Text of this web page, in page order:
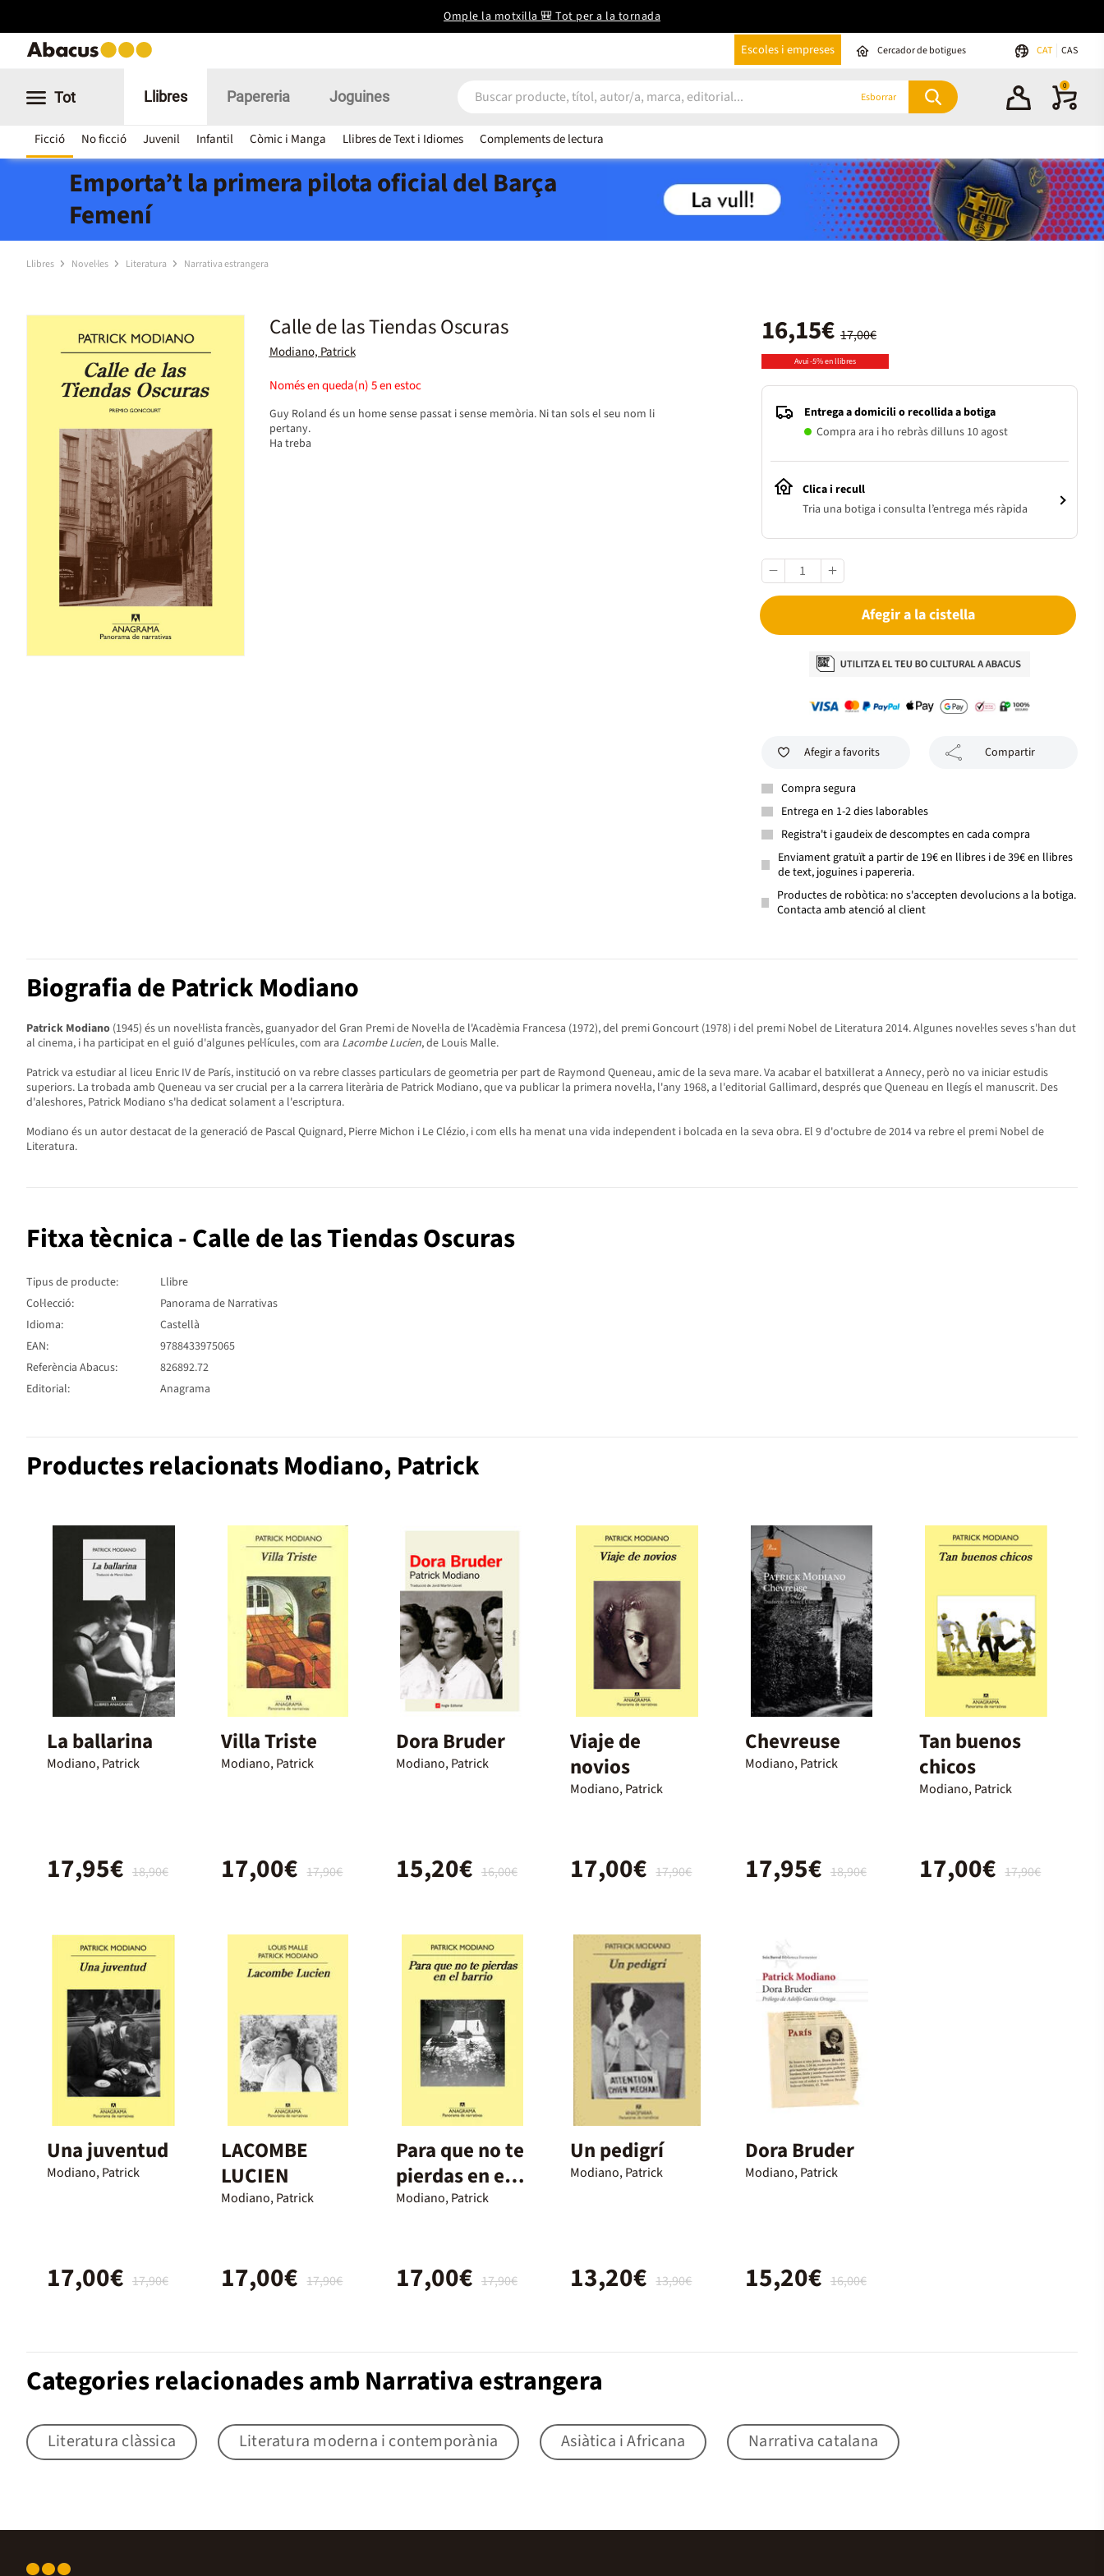
Omple la motxilla 🎒 Tot per a la tornada
Escoles i empreses Cercador de botigues CAT CAS
Tot Llibres
Ficció No ficció Juvenil Infantil Còmic i Manga Llibres de Text i Idiomes Complements de lectura
Papereria Joguines Esborrar
0
Emporta’t la primera pilota oficial del Barça
Femení
Llibres Novel·les Literatura Narrativa estrangera
Calle de las Tiendas Oscuras
Modiano, Patrick
Només en queda(n)5en estoc
Guy Roland és un home sense passat i sense memòria. Ni tan sols el seu nom li
pertany.
Ha treba
17,00€
16,15€
Avui -5% en llibres
Entrega a domicili o recollida a botiga
Compra ara i ho rebràs dilluns 10 agost
Clica i recull
Tria una botiga i consulta l’entrega més ràpida
Afegir a la cistella
Afegir a favorits Compartir
Compra segura
Entrega en 1-2 dies laborables
Registra't i gaudeix de descomptes en cada compra
Enviament gratuït a partir de 19€ en llibres i de 39€ en llibres
de text, joguines i papereria.
Productes de robòtica: no s'accepten devolucions a la botiga.
Contacta amb atenció al client
Biografia de Patrick Modiano
Patrick Modiano (1945) és un novel·lista francès, guanyador del Gran Premi de Novel·la de l'Acadèmia Francesa (1972), del premi Goncourt (1978) i del premi Nobel de Literatura 2014. Algunes novel·les seves s'han dut
al cinema, i ha participat en el guió d'algunes pel·lícules, com ara Lacombe Lucien, de Louis Malle.
Patrick va estudiar al liceu Enric IV de París, institució on va rebre classes particulars de geometria per part de Raymond Queneau, amic de la seva mare. Va acabar el batxillerat a Annecy, però no va iniciar estudis
superiors. La trobada amb Queneau va ser crucial per a la carrera literària de Patrick Modiano, que va publicar la primera novel·la, l'any 1968, a l'editorial Gallimard, després que Queneau en llegís el manuscrit. Des
d'aleshores, Patrick Modiano s'ha dedicat solament a l'escriptura.
Modiano és un autor destacat de la generació de Pascal Quignard, Pierre Michon i Le Clézio, i com ells ha menat una vida independent i bolcada en la seva obra. El 9 d'octubre de 2014 va rebre el premi Nobel de
Literatura.
Fitxa tècnica - Calle de las Tiendas Oscuras
Tipus de producte:
Llibre
Col·lecció:
Panorama de Narrativas
Idioma:
Castellà
EAN:
9788433975065
Referència Abacus:
826892.72
Editorial:
Anagrama
Productes relacionats Modiano, Patrick
La ballarina
Modiano, Patrick
18,90€
17,95€
Villa Triste
Modiano, Patrick
17,90€
17,00€
Dora Bruder
Modiano, Patrick
16,00€
15,20€
Viaje de
novios
Modiano, Patrick
17,90€
17,00€
Chevreuse
Modiano, Patrick
18,90€
17,95€
Tan buenos
chicos
Modiano, Patrick
17,90€
17,00€
Una juventud
Modiano, Patrick
17,90€
17,00€
LACOMBE
LUCIEN
Modiano, Patrick
17,90€
17,00€
Para que no te
pierdas en el
barrio
Modiano, Patrick
17,90€
17,00€
Un pedigrí
Modiano, Patrick
13,90€
13,20€
Dora Bruder
Modiano, Patrick
16,00€
15,20€
Categories relacionades amb Narrativa estrangera
Literatura clàssica Literatura moderna i contemporània Asiàtica i Africana Narrativa catalana